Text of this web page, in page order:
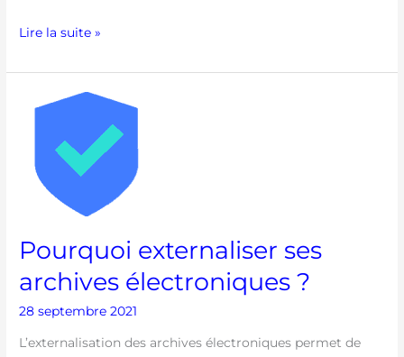
Lire la suite »
Pourquoi externaliser ses
archives électroniques ?
28 septembre 2021
L’externalisation des archives électroniques permet de
Pourquoi
archives
électroniques